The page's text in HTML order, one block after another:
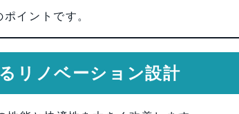
イントです。
リノベーション設計